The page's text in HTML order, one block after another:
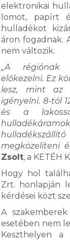
elektronikai
lomot, papírt
hulladékot
áron fogadnak.
nem változik.
„A régiónak
előkezelni. Ez
lesz, mint az
igényelni. 8-tól
és a
megközelíteni
Zsolt, a KETÉH
Hogy hol
Zrt. honlapján
kérdései közt
A
esetében nem
Keszthelyen